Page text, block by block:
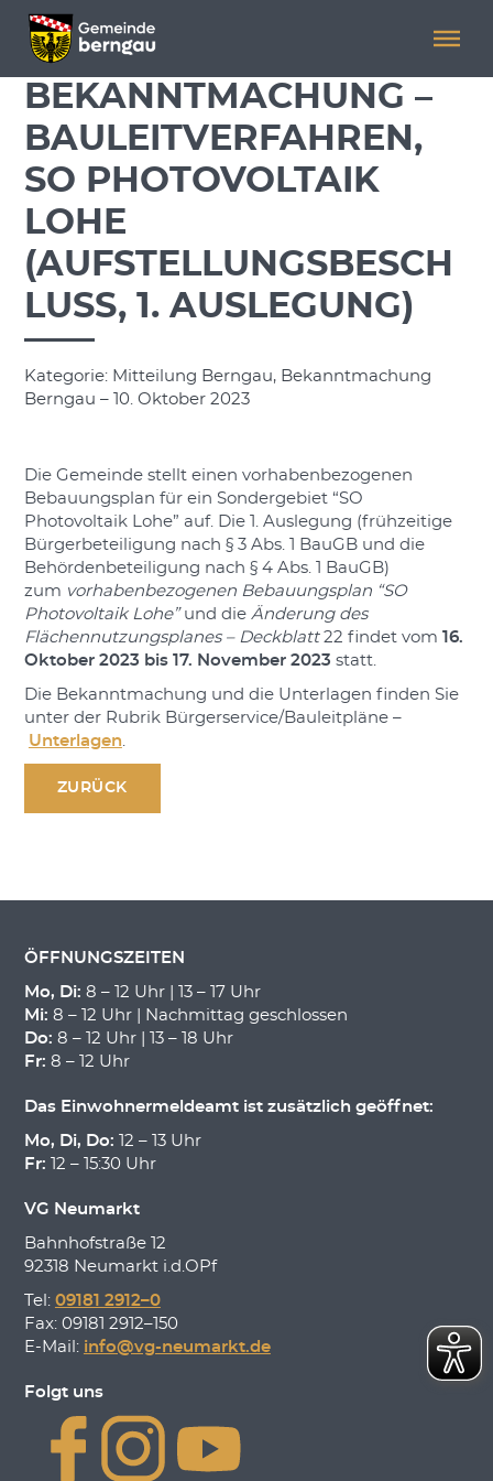
Menü überspringen
Menü überspringen
BEKANNTMACHUNG –
BAULEITVERFAHREN,
SO PHOTOVOLTAIK
LOHE
(AUFSTELLUNGSBESCH
LUSS, 1. AUSLEGUNG)
Kategorie: Mitteilung Berngau, Bekanntmachung
Berngau – 10. Oktober 2023
Die Gemeinde stellt einen vorhabenbezogenen
Bebauungsplan für ein Sondergebiet “SO
Photovoltaik Lohe” auf. Die 1. Auslegung (frühzeitige
Bürgerbeteiligung nach § 3 Abs. 1 BauGB und die
Behördenbeteiligung nach § 4 Abs. 1 BauGB)
zum vorhabenbezogenen Bebauungsplan “SO
Photovoltaik Lohe”und die Änderung des
Flächennutzungsplanes – Deckblatt 22 findet vom 16.
Oktober 2023 bis 17. November 2023 statt.
Die Bekanntmachung und die Unterlagen finden Sie
unter der Rubrik Bürgerservice/Bauleitpläne –
Unterlagen.
ZURÜCK
ÖFFNUNGSZEITEN
Mo, Di: 8 – 12 Uhr | 13 – 17 Uhr
Mi: 8 – 12 Uhr | Nachmittag geschlossen
Do: 8 – 12 Uhr | 13 – 18 Uhr
Fr: 8 – 12 Uhr
Das Einwohnermeldeamt ist zusätzlich geöffnet:
Mo, Di, Do: 12 – 13 Uhr
Fr: 12 – 15:30 Uhr
VG Neumarkt
Bahnhofstraße 12
92318 Neumarkt i.d.OPf
Tel: 09181 2912–0
Fax: 09181 2912–150
E-Mail: info@vg-neumarkt.de
Folgt uns